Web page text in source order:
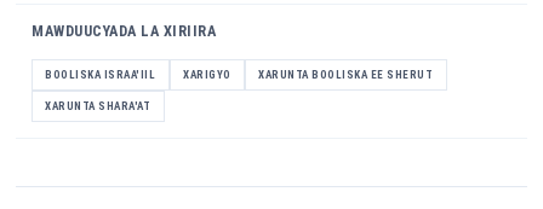
MAWDUUCYADA LA XIRIIRA
BOOLISKA ISRAA'IIL XARIGYO XARUNTA BOOLISKA EE SHERUT
XARUNTA SHARA'AT